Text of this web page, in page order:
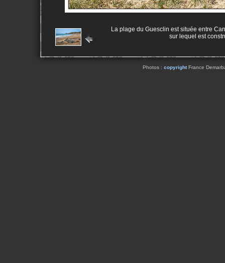
La plage du Guesclin est située entre
sur lequel est
Photos : copyrightFrance